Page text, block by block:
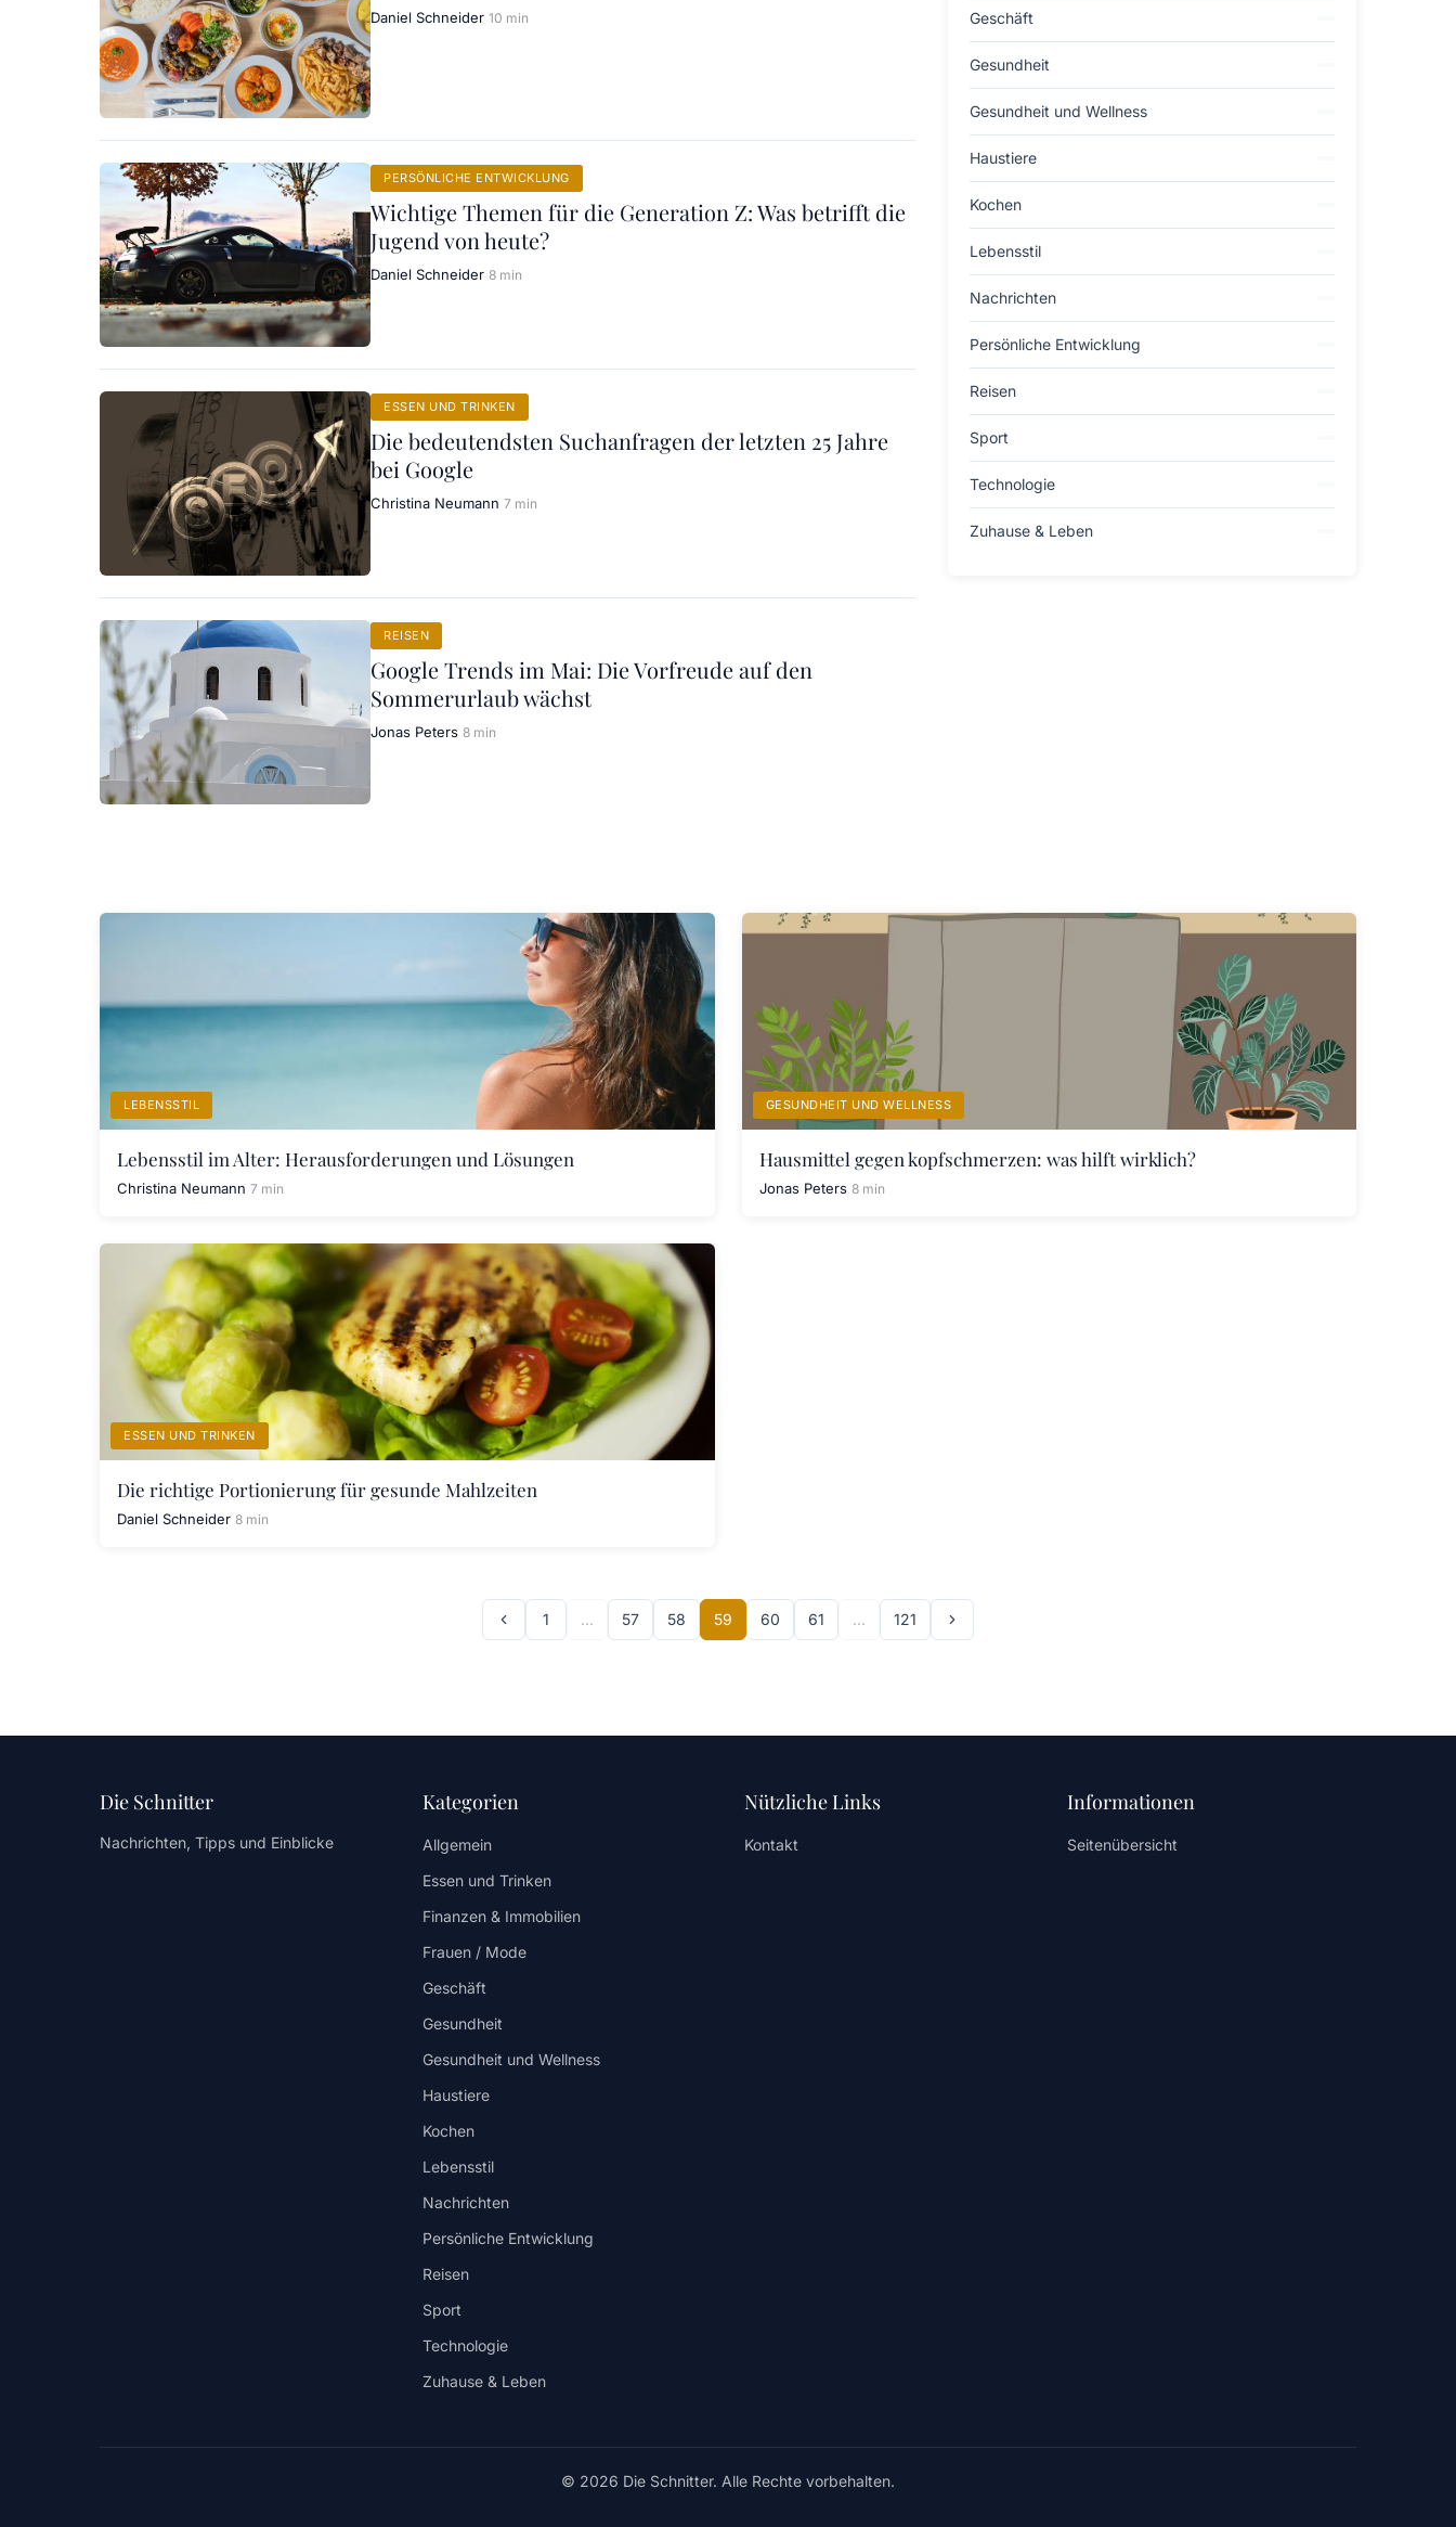
Daniel Schneider 10 min
PERSÖNLICHE ENTWICKLUNG
Wichtige Themen für die Generation Z: Was betrifft die
Jugend von heute?
Daniel Schneider 8 min
ESSEN UND TRINKEN
Die bedeutendsten Suchanfragen der letzten 25 Jahre
bei Google
Christina Neumann 7 min
REISEN
Google Trends im Mai: Die Vorfreude auf den
Sommerurlaub wächst
Jonas Peters 8 min
Geschäft
Gesundheit
Gesundheit und Wellness
Haustiere
Kochen
Lebensstil
Nachrichten
Persönliche Entwicklung
Reisen
Sport
Technologie
Zuhause & Leben
LEBENSSTIL
Lebensstil im Alter: Herausforderungen und Lösungen
Christina Neumann 7 min
GESUNDHEIT UND WELLNESS
Hausmittel gegen kopfschmerzen: was hilft wirklich?
Jonas Peters 8 min
ESSEN UND TRINKEN
Die richtige Portionierung für gesunde Mahlzeiten
Daniel Schneider 8 min
1 … 57 58 59 60 61 … 121
Die Schnitter
Nachrichten, Tipps und Einblicke
Kategorien
Allgemein
Essen und Trinken
Finanzen & Immobilien
Frauen / Mode
Geschäft
Gesundheit
Gesundheit und Wellness
Haustiere
Kochen
Lebensstil
Nachrichten
Persönliche Entwicklung
Reisen
Sport
Technologie
Zuhause & Leben
Nützliche Links
Kontakt
Informationen
Seitenübersicht
© 2026 Die Schnitter. Alle Rechte vorbehalten.